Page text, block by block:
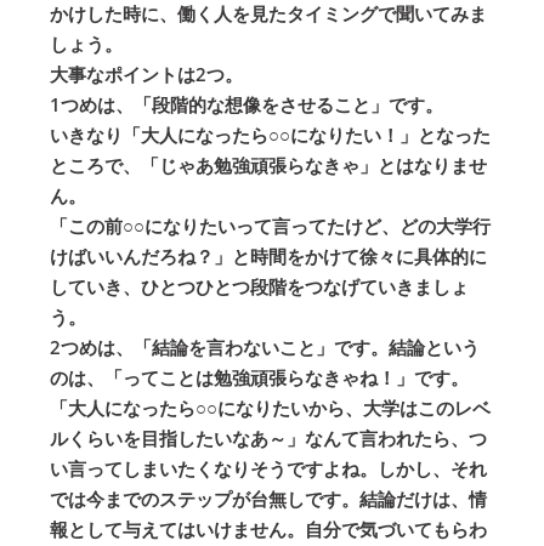
かけした時に、働く人を見たタイミングで聞いてみま
しょう。
大事なポイントは2つ。
1つめは、「段階的な想像をさせること」です。
いきなり「大人になったら○○になりたい！」となった
ところで、「じゃあ勉強頑張らなきゃ」とはなりませ
ん。
「この前○○になりたいって言ってたけど、どの大学行
けばいいんだろね？」と時間をかけて徐々に具体的に
していき、ひとつひとつ段階をつなげていきましょ
う。
2つめは、「結論を言わないこと」です。結論という
のは、「ってことは勉強頑張らなきゃね！」です。
「大人になったら○○になりたいから、大学はこのレベ
ルくらいを目指したいなあ～」なんて言われたら、つ
い言ってしまいたくなりそうですよね。しかし、それ
では今までのステップが台無しです。結論だけは、情
報として与えてはいけません。自分で気づいてもらわ